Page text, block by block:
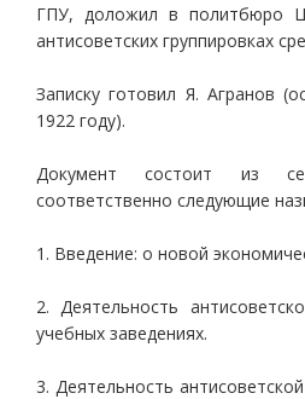
ГПУ, доложил в политбюро
антисоветских группировках
Записку готовил Я. Агранов
1922 году).
Документ состоит из
соответственно следующие
1. Введение: о новой
2. Деятельность
учебных заведениях.
3. Деятельность